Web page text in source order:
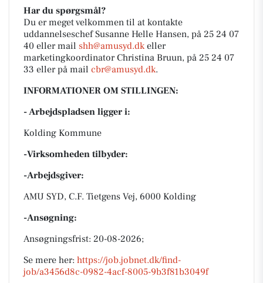
Har du spørgsmål?
Du er meget velkommen til at kontakte
uddannelseschef Susanne Helle Hansen, på 25 24 07
40 eller mail shh@amusyd.dkeller
marketingkoordinator Christina Bruun, på 25 24 07
33 eller på mail cbr@amusyd.dk.
INFORMATIONER OM STILLINGEN:
- Arbejdspladsen ligger i:
Kolding Kommune
-Virksomheden tilbyder:
-Arbejdsgiver:
AMU SYD, C.F. Tietgens Vej, 6000 Kolding
-Ansøgning:
Ansøgningsfrist: 20-08-2026;
Se mere her: https://job.jobnet.dk/find-
job/a3456d8c-0982-4acf-8005-9b3f81b3049f